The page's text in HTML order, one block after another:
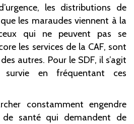
les distributions de
les maraudes viennent à la
qui ne peuvent pas se
les services de la CAF, sont
autres. Pour le SDF, il s’agit
survie en fréquentant ces
constamment engendre
de santé qui demandent de